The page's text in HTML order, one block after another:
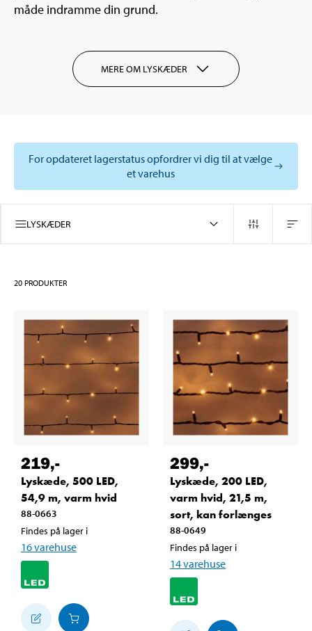
måde indramme din grund.
MERE OM LYSKÆDER
For opdateret lagerstatus opfordrer vi dig til at vælge
et varehus
LYSKÆDER
20 PRODUKTER
219,-
Lyskæde, 500 LED,
54,9 m, varm hvid
88-0663
Findes på lager i
16varehuse
299,-
Lyskæde, 200 LED,
varm hvid, 21,5 m,
sort, kan forlænges
88-0649
Findes på lager i
14varehuse